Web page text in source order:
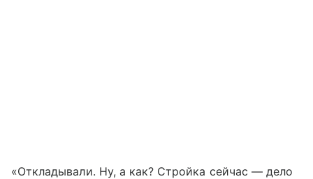
«Откладывали. Ну, а как? Стройка сейчас — дело